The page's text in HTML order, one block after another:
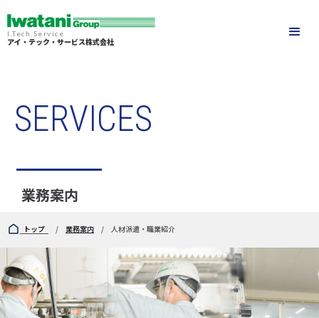
I.Tech.Service
アイ・テック・サービス株式会社
SERVICES
業務案内
トップ / 業務案内 / 人材派遣・職業紹介